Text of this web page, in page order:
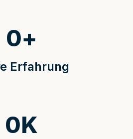
Erfahrung
0+
0K